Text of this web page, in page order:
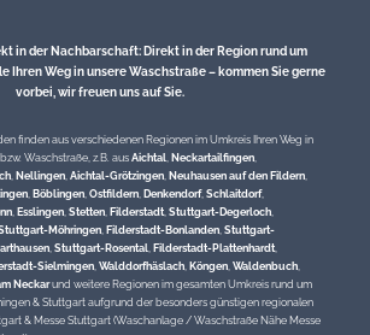
in der Nachbarschaft: Direkt in der Region rund um
Ihren Weg in unsere Waschstraße – kommen Sie gerne
vorbei, wir freuen uns auf Sie.
finden aus verschiedenen Regionen im Umkreis Ihren Weg in
Waschstraße, z.B. ausAichtal Neckartailfingen
Nellingen ,Aichtal-Grötzingen Neuhausen auf den Fildern
Böblingen ,Ostfildern Denkendorf,Schlaitdorf,
Esslingen ,Stetten Filderstadt ,Stuttgart-Degerloch
Möhringen Filderstadt-Bonlanden ,Stuttgart-
,Stuttgart-Rosental Filderstadt-Plattenhardt
Sielmingen ,Walddorfhäslach Köngen ,Waldenbuch
Neckarund weitere Regionen im gesamten Umkreis rund um
& Stuttgart aufgrund der besonders günstigen regionalen
& Messe Stuttgart (Waschanlage / Waschstraße Nähe Messe